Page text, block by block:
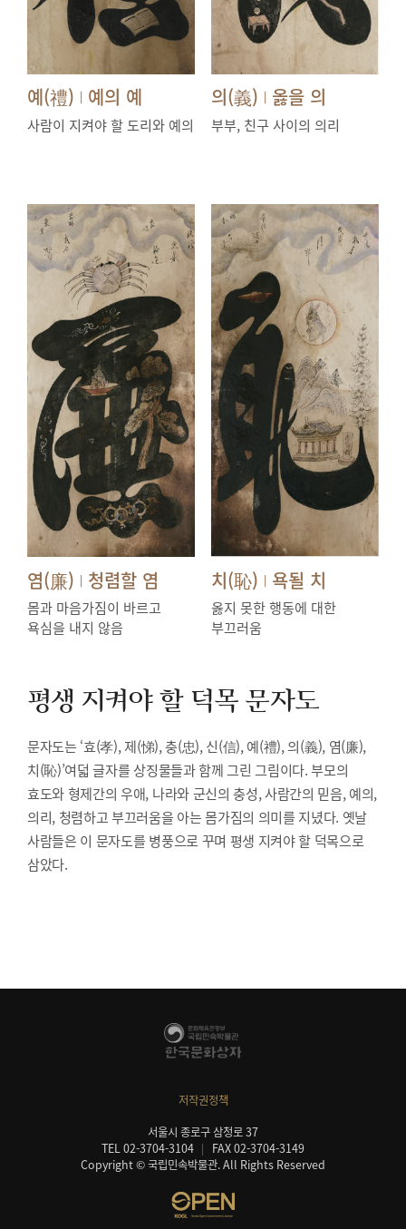
예(禮) | 예의 예
사람이 지켜야 할 도리와 예의
의(義) | 옳을 의
부부, 친구 사이의 의리
염(廉) | 청렴할 염
몸과 마음가짐이 바르고
욕심을 내지 않음
치(恥) | 욕될 치
옳지 못한 행동에 대한
부끄러움
평생 지켜야 할 덕목 문자도
문자도는 ‘효(孝), 제(悌), 충(忠), 신(信), 예(禮), 의(義), 염(廉),
치(恥)’여덟 글자를 상징물들과 함께 그린 그림이다. 부모의
효도와 형제간의 우애, 나라와 군신의 충성, 사람간의 믿음, 예의,
의리, 청렴하고 부끄러움을 아는 몸가짐의 의미를 지녔다. 옛날
사람들은 이 문자도를 병풍으로 꾸며 평생 지켜야 할 덕목으로
삼았다.
저작권정책
서울시 종로구 삼청로 37
TEL 02-3704-3104
FAX 02-3704-3149
Copyright © 국립민속박물관. All Rights Reserved